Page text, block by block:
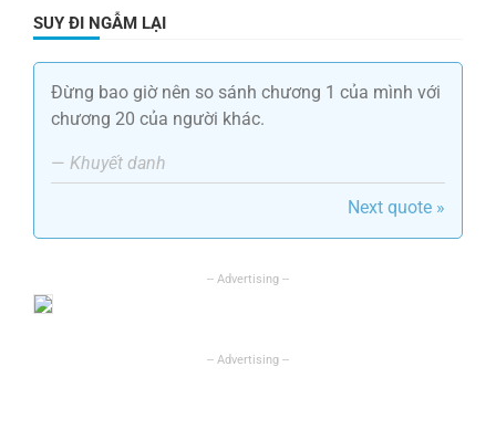
SUY ĐI NGẪM LẠI
Đừng bao giờ nên so sánh chương 1 của mình với
chương 20 của người khác.
— Khuyết danh
Next quote »